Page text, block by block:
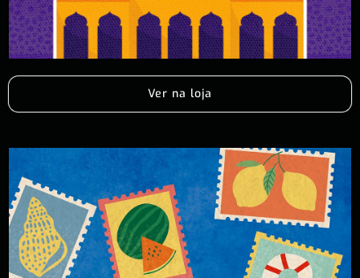
Ver na loja